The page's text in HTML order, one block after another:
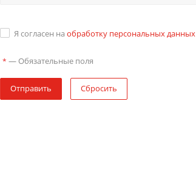
Я согласен на обработку персональных данных
* — Обязательные поля
Отправить Сбросить